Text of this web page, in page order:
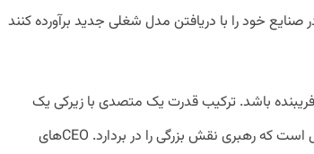
صنایع خود را با دریافتن مدل شغلی جدید برآورده کنند
باشد. ترکیب قدرت یک متصدی با زیرکی یک
استارت‌آپ مشکل است. به این دلیل است که رهبری نقش بزرگی را در بردارد. CEOهای